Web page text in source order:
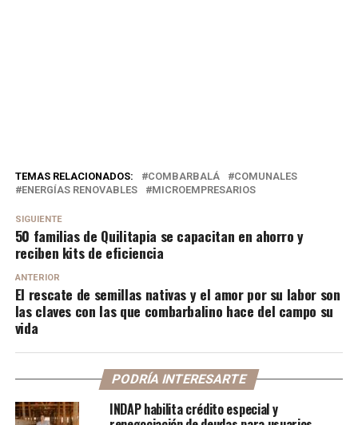
TEMAS RELACIONADOS: COMBARBALÁ
COMUNALES
ENERGÍAS RENOVABLES
MICROEMPRESARIOS
SIGUIENTE
50 familias de Quilitapia se capacitan en ahorro y
reciben kits de eficiencia
ANTERIOR
El rescate de semillas nativas y el amor por su labor son
las claves con las que combarbalino hace del campo su
vida
PODRÍA INTERESARTE
INDAP habilita crédito especial y